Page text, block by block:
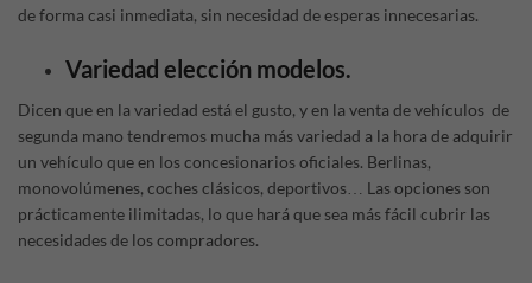
de forma casi inmediata, sin necesidad de esperas innecesarias.
Variedad elección modelos.
Dicen que en la variedad está el gusto, y en la venta de vehículos de
segunda mano tendremos mucha más variedad a la hora de adquirir
un vehículo que en los concesionarios oficiales. Berlinas,
monovolúmenes, coches clásicos, deportivos… Las opciones son
prácticamente ilimitadas, lo que hará que sea más fácil cubrir las
necesidades de los compradores.